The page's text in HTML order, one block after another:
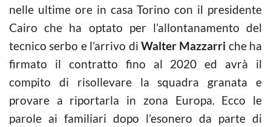
nelle ultime ore in casa Torino con il presidente
Cairo che ha optato per l’allontanamento del
tecnico serbo e l’arrivo di Walter Mazzarri che ha
firmato il contratto fino al 2020 ed avrà il
compito di risollevare la squadra granata e
provare a riportarla in zona Europa. Ecco le
parole ai familiari dopo l’esonero da parte di